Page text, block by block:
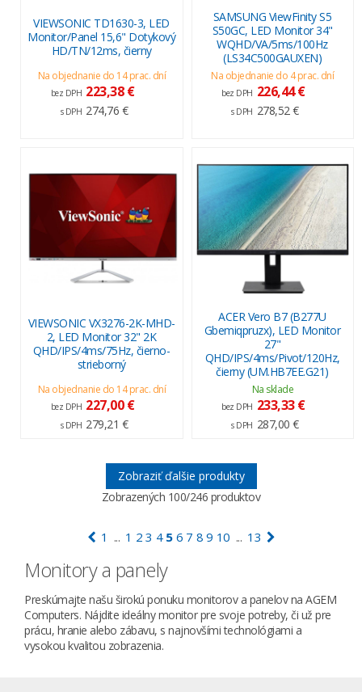
VIEWSONIC TD1630-3, LED
Monitor/Panel 15,6" Dotykový
HD/TN/12ms, čierny
Na objednanie do 14 prac. dní
bez DPH 223,38 €
s DPH 274,76 €
SAMSUNG ViewFinity S5
S50GC, LED Monitor 34"
WQHD/VA/5ms/100Hz
(LS34C500GAUXEN)
Na objednanie do 4 prac. dní
bez DPH 226,44 €
s DPH 278,52 €
VIEWSONIC VX3276-2K-MHD-
2, LED Monitor 32" 2K
QHD/IPS/4ms/75Hz, čierno-
strieborný
Na objednanie do 14 prac. dní
bez DPH 227,00 €
s DPH 279,21 €
ACER Vero B7 (B277U
Gbemiqpruzx), LED Monitor
27"
QHD/IPS/4ms/Pivot/120Hz,
čierny (UM.HB7EE.G21)
Na sklade
bez DPH 233,33 €
s DPH 287,00 €
Zobraziť ďalšie produkty
Zobrazených 100/246 produktov
1 ... 1 2 3 4 5 6 7 8 9 10 ... 13
Monitory a panely
Preskúmajte našu širokú ponuku monitorov a panelov na AGEM
Computers. Nájdite ideálny monitor pre svoje potreby, či už pre
prácu, hranie alebo zábavu, s najnovšími technológiami a
vysokou kvalitou zobrazenia.